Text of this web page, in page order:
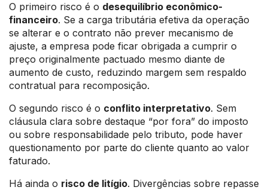
O primeiro risco é o desequilíbrio econômico-
financeiro. Se a carga tributária efetiva da operação
se alterar e o contrato não prever mecanismo de
ajuste, a empresa pode ficar obrigada a cumprir o
preço originalmente pactuado mesmo diante de
aumento de custo, reduzindo margem sem respaldo
contratual para recomposição.
O segundo risco é o conflito interpretativo. Sem
cláusula clara sobre destaque “por fora” do imposto
ou sobre responsabilidade pelo tributo, pode haver
questionamento por parte do cliente quanto ao valor
faturado.
Há ainda o risco de litígio. Divergências sobre repasse